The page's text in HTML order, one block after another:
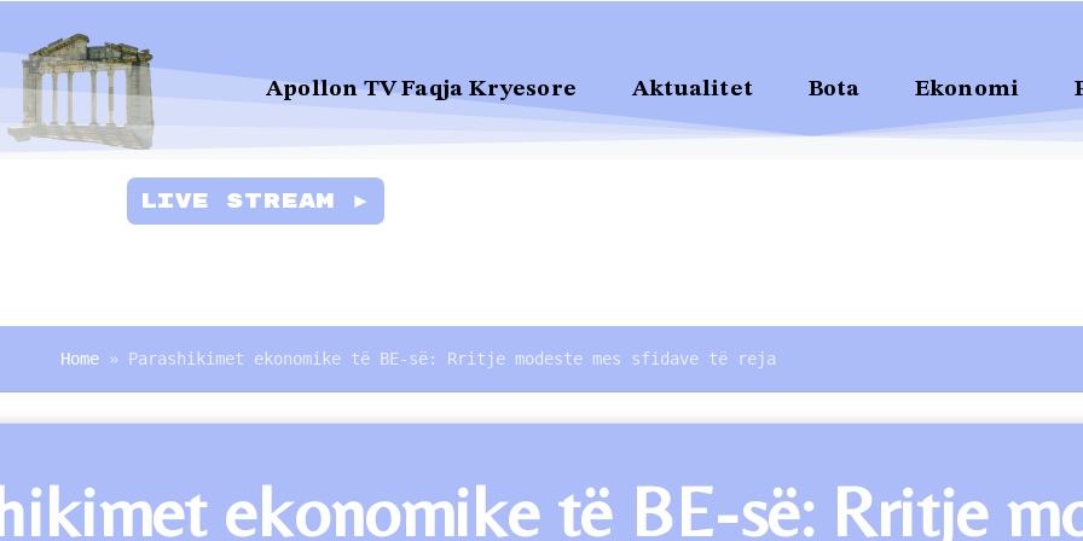
Apollon TV Faqja Kryesore Aktualitet Bota Ekonomi
Live Stream ►
Home » Parashikimet ekonomike të BE-së: Rritje modeste mes sfidave të reja
ekonomike të BE-së: Rritje